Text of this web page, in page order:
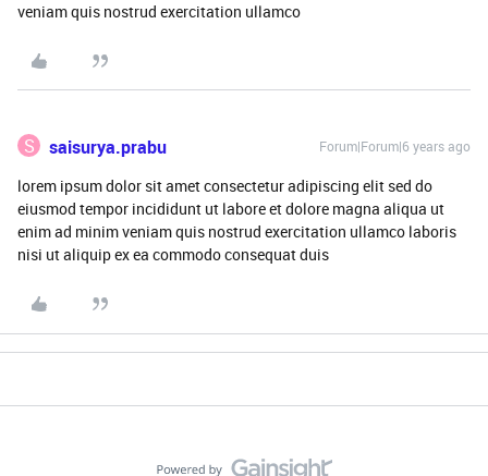
veniam quis nostrud exercitation ullamco
S saisurya.prabu Forum|Forum|6 years ago
lorem ipsum dolor sit amet consectetur adipiscing elit sed do
eiusmod tempor incididunt ut labore et dolore magna aliqua ut
enim ad minim veniam quis nostrud exercitation ullamco laboris
nisi ut aliquip ex ea commodo consequat duis